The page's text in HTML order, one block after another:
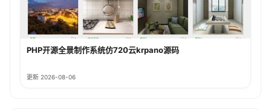
PHP开源全景制作系统仿720云krpano源码
更新 2026-08-06